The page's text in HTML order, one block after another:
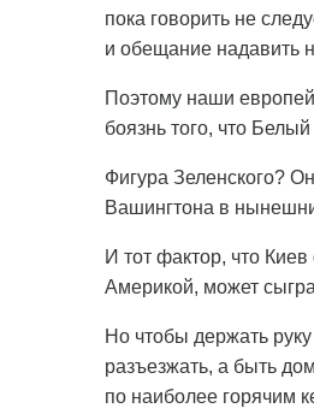
пока говорить не
и обещание надавить
Поэтому наши
боязнь того, что
Фигура Зеленского?
Вашингтона в
И тот фактор, что
Америкой, может
Но чтобы держать
разъезжать, а быть
по наиболее горячим